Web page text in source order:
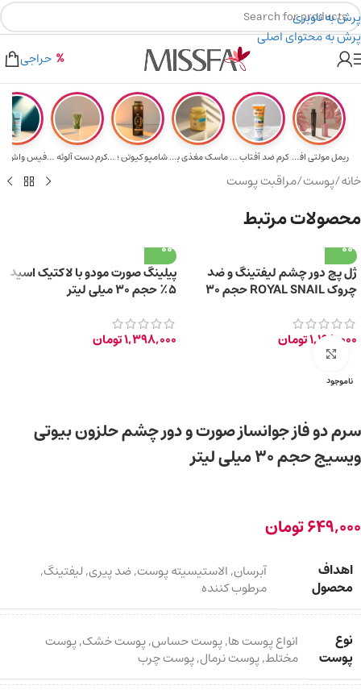
پرش به ناوبری
پرش به محتوای اصلی
۲٪ تخفیف روی سبد خرید برای روش کارت به کارت
هدیه برای خرید های بالای ۵ میلیون تومن
حراجی
ریمل مولتی افکت... کرم ضد آفتاب حا... ماسک مغذی بلیتا... شامپو کیوتن ؛ م... کرم دست آلوئه و...
خانه/پوست/مراقبت پوست
محصولات مرتبط
ژل پچ دور چشم لیفتینگ و ضد
چروک ROYAL SNAIL حجم ۳۰
1,198,000تومان
پیلینگ صورت مودو با لاکتیک اسید
۵٪ حجم ۳۰ میلی لیتر
1,398,000تومان
ناموجود
برای بزرگ‌نمایی کلیک کنید
سرم دو فاز جوانساز صورت و دور چشم حلزون بیوتی
ویسیج حجم 30 میلی لیتر
649,000تومان
اهداف
محصول
آبرسان,الاستیسیته پوست,ضد پیری,لیفتینگ,
مرطوب کننده
نوع
پوست
انواع پوست ها,پوست حساس,پوست خشک,پوست
مختلط,پوست نرمال,پوست چرب